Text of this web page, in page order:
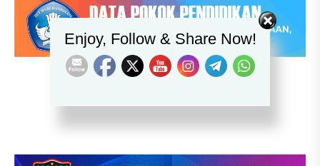
Enjoy, Follow & Share Now!
Set Youtube Channel ID